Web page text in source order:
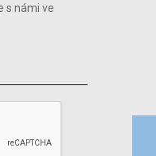
s námi ve